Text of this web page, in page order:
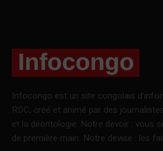
Infocongo est un site congolais
RDC, créé et animé par des
et la déontologie. Notre devoir : vous
de première main. Notre devise : les